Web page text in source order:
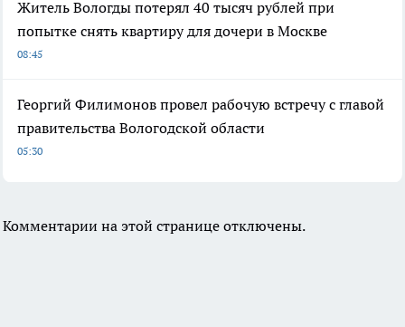
Житель Вологды потерял 40 тысяч рублей при
попытке снять квартиру для дочери в Москве
08:45
Георгий Филимонов провел рабочую встречу с главой
правительства Вологодской области
05:30
Комментарии на этой странице отключены.